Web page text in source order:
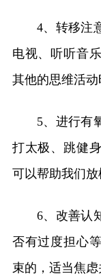
4、转移注
电视、听听音
其他的思维活动
5、进行有
打太极、跳健
可以帮助我们放
6、改善认
否有过度担心
束的，适当焦虑